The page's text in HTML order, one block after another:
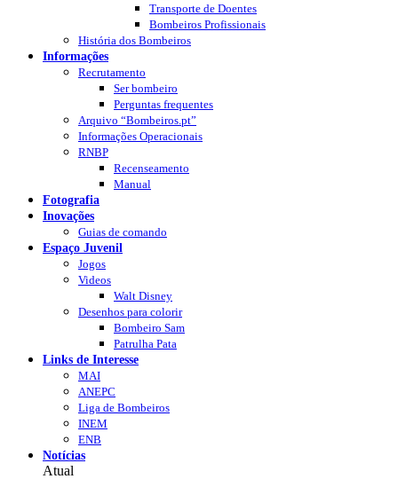
Transporte de Doentes
Bombeiros Profissionais
História dos Bombeiros
Informações
Recrutamento
Ser bombeiro
Perguntas frequentes
Arquivo “Bombeiros.pt”
Informações Operacionais
RNBP
Recenseamento
Manual
Fotografia
Inovações
Guias de comando
Espaço Juvenil
Jogos
Videos
Walt Disney
Desenhos para colorir
Bombeiro Sam
Patrulha Pata
Links de Interesse
MAI
ANEPC
Liga de Bombeiros
INEM
ENB
Notícias
Atual